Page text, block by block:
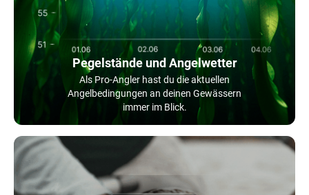
Pegelstände und Angelwetter
Als Pro-Angler hast du die aktuellen
Angelbedingungen an deinen Gewässern
immer im Blick.